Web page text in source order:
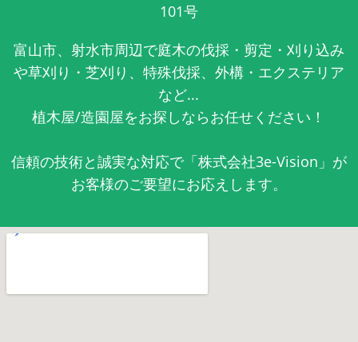
101号
富山市、射水市周辺で庭木の伐採・剪定・刈り込み
や草刈り・芝刈り、特殊伐採、外構・エクステリア
など...
植木屋/造園屋をお探しならお任せください！
信頼の技術と誠実な対応で「株式会社3e-Vision」が
お客様のご要望にお応えします。